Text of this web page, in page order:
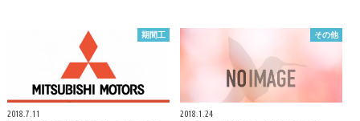
期間工
2018.7.11
その他
2018.1.24